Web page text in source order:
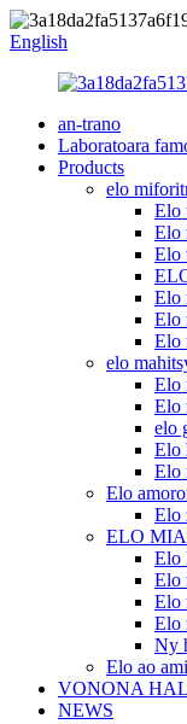
English
an-trano
Laboratoara
Products
elo
Elo
Elo
Elo
Elo
Elo
Elo
elo
Elo
Elo
elo
Elo
Elo
Elo
Elo
ELO
Elo
Elo
Elo
Elo
Ny
Elo ao
VONONA
NEWS